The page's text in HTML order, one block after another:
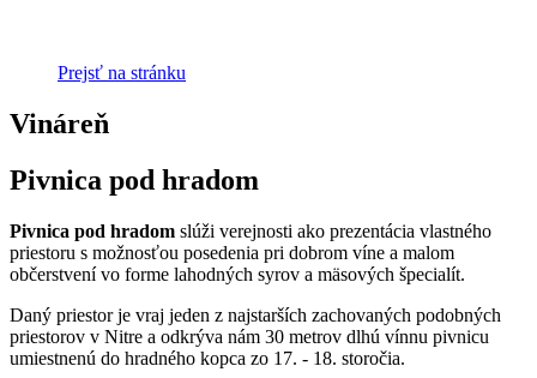
Prejsť na stránku
Vináreň
Pivnica pod hradom
Pivnica pod hradom slúži verejnosti ako prezentácia vlastného
priestoru s možnosťou posedenia pri dobrom víne a malom
občerstvení vo forme lahodných syrov a mäsových špecialít.
Daný priestor je vraj jeden z najstarších zachovaných podobných
priestorov v Nitre a odkrýva nám 30 metrov dlhú vínnu pivnicu
umiestnenú do hradného kopca zo 17. - 18. storočia.